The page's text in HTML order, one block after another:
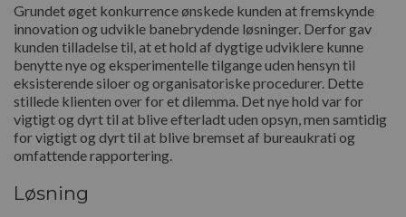
Grundet øget konkurrence ønskede kunden at fremskynde
innovation og udvikle banebrydende løsninger. Derfor gav
kunden tilladelse til, at et hold af dygtige udviklere kunne
benytte nye og eksperimentelle tilgange uden hensyn til
eksisterende siloer og organisatoriske procedurer. Dette
stillede klienten over for et dilemma. Det nye hold var for
vigtigt og dyrt til at blive efterladt uden opsyn, men samtidig
for vigtigt og dyrt til at blive bremset af bureaukrati og
omfattende rapportering.
Løsning